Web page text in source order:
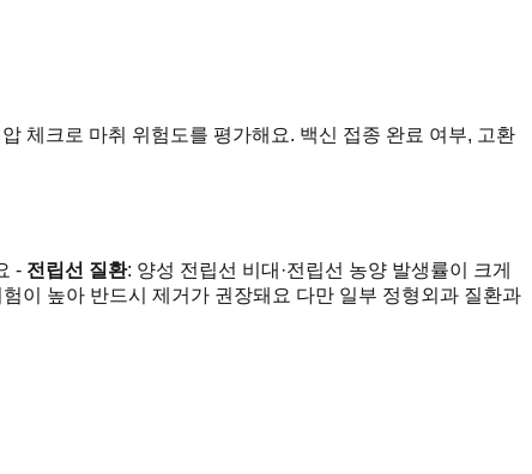
체크로 마취 위험도를 평가해요. 백신 접종 완료 여부, 고환
- 전립선 질환: 양성 전립선 비대·전립선 농양 발생률이 크게
이 높아 반드시 제거가 권장돼요 다만 일부 정형외과 질환과